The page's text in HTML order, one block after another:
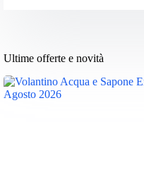
Ultime offerte e novità